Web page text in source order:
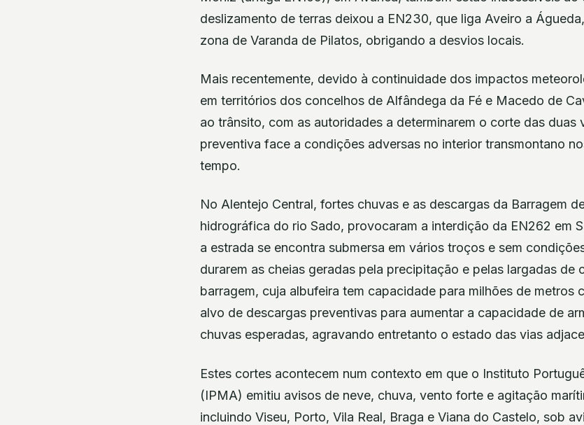
deslizamento de terras deixou a EN230, que liga Aveiro a
zona de Varanda de Pilatos, obrigando a desvios locais.
Mais recentemente, devido à continuidade dos impactos
em territórios dos concelhos de Alfândega da Fé e Macedo de
ao trânsito, com as autoridades a determinarem o corte das duas
preventiva face a condições adversas no interior transmontano
tempo.
No Alentejo Central, fortes chuvas e as descargas da Barragem
hidrográfica do rio Sado, provocaram a interdição da EN262 em
a estrada se encontra submersa em vários troços e sem
durarem as cheias geradas pela precipitação e pelas largadas de
barragem, cuja albufeira tem capacidade para milhões de metros
alvo de descargas preventivas para aumentar a capacidade de
chuvas esperadas, agravando entretanto o estado das vias
Estes cortes acontecem num contexto em que o Instituto
(IPMA) emitiu avisos de neve, chuva, vento forte e agitação
incluindo Viseu, Porto, Vila Real, Braga e Viana do Castelo, sob